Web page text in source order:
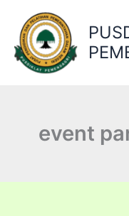
konten
event